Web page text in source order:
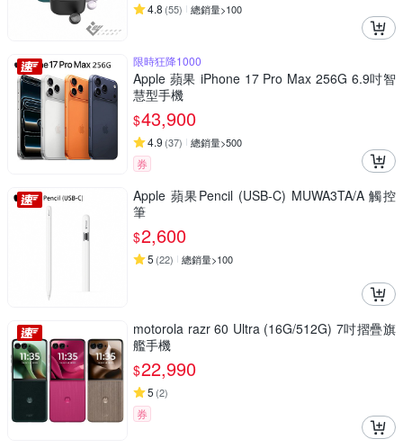
4.8 (55) 總銷量>100
限時狂降1000
Apple 蘋果 iPhone 17 Pro Max 256G 6.9吋智
慧型手機
$43,900
4.9 (37) 總銷量>500
券
Apple 蘋果Pencil (USB-C) MUWA3TA/A 觸控
筆
$2,600
5 (22) 總銷量>100
motorola razr 60 Ultra (16G/512G) 7吋摺疊旗
艦手機
$22,990
5 (2)
券